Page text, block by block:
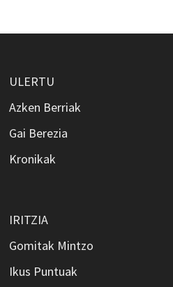
ULERTU
Azken Berriak
Gai Berezia
Kronikak
IRITZIA
Gomitak Mintzo
Ikus Puntuak